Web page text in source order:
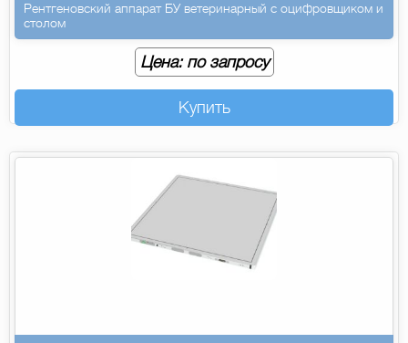
Рентгеновский аппарат БУ ветеринарный с оцифровщиком и
столом
Цена: по запросу
Купить